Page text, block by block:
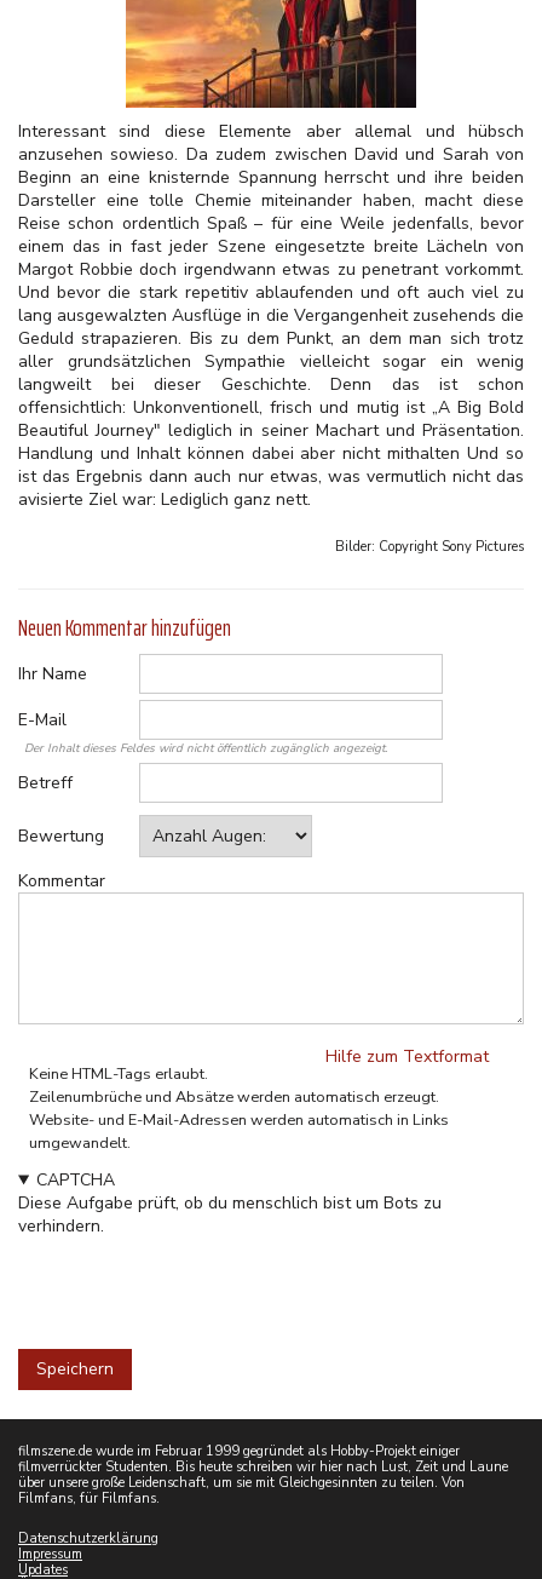
Interessant sind diese Elemente aber allemal und hübsch
anzusehen sowieso. Da zudem zwischen David und Sarah von
Beginn an eine knisternde Spannung herrscht und ihre beiden
Darsteller eine tolle Chemie miteinander haben, macht diese
Reise schon ordentlich Spaß – für eine Weile jedenfalls, bevor
einem das in fast jeder Szene eingesetzte breite Lächeln von
Margot Robbie doch irgendwann etwas zu penetrant vorkommt.
Und bevor die stark repetitiv ablaufenden und oft auch viel zu
lang ausgewalzten Ausflüge in die Vergangenheit zusehends die
Geduld strapazieren. Bis zu dem Punkt, an dem man sich trotz
aller grundsätzlichen Sympathie vielleicht sogar ein wenig
langweilt bei dieser Geschichte. Denn das ist schon
offensichtlich: Unkonventionell, frisch und mutig ist „A Big Bold
Beautiful Journey" lediglich in seiner Machart und Präsentation.
Handlung und Inhalt können dabei aber nicht mithalten Und so
ist das Ergebnis dann auch nur etwas, was vermutlich nicht das
avisierte Ziel war: Lediglich ganz nett.
Bilder: Copyright Sony Pictures
Neuen Kommentar hinzufügen
Ihr Name
E-Mail
Der Inhalt dieses Feldes wird nicht öffentlich zugänglich angezeigt.
Betreff
Bewertung
Kommentar
Hilfe zum Textformat
Keine HTML-Tags erlaubt.
Zeilenumbrüche und Absätze werden automatisch erzeugt.
Website- und E-Mail-Adressen werden automatisch in Links
umgewandelt.
CAPTCHA
Diese Aufgabe prüft, ob du menschlich bist um Bots zu
verhindern.
filmszene.de wurde im Februar 1999 gegründet als Hobby-Projekt einiger
filmverrückter Studenten. Bis heute schreiben wir hier nach Lust, Zeit und Laune
über unsere große Leidenschaft, um sie mit Gleichgesinnten zu teilen. Von
Filmfans, für Filmfans.
Datenschutzerklärung
Impressum
Updates